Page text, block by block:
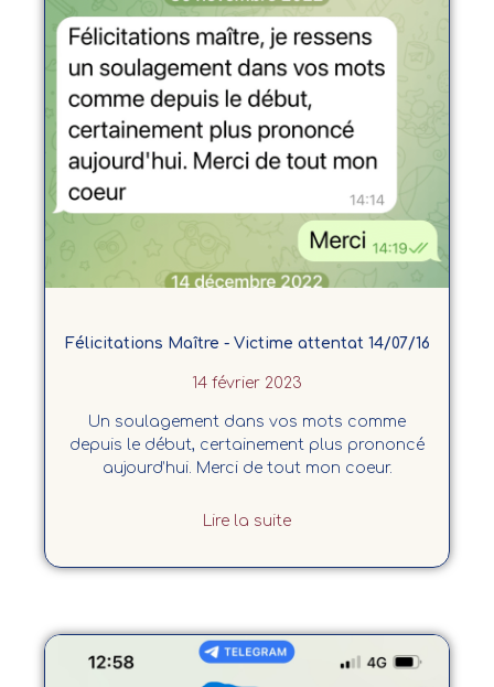
Félicitations Maître - Victime attentat 14/07/16
14 février 2023
Un soulagement dans vos mots comme
depuis le début, certainement plus prononcé
aujourd’hui. Merci de tout mon coeur.
Lire la suite